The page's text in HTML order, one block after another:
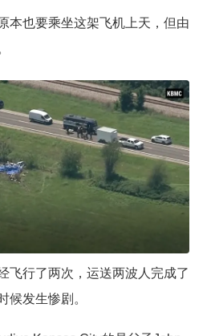
本也要乘坐这架飞机上天，但由
飞行了两次，运送两波人完成了
候发生惨剧。